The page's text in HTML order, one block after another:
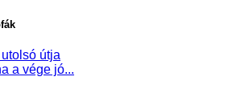
útja
a vége jó...